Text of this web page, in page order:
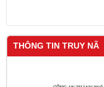
THÔNG TIN TRUY NÃ